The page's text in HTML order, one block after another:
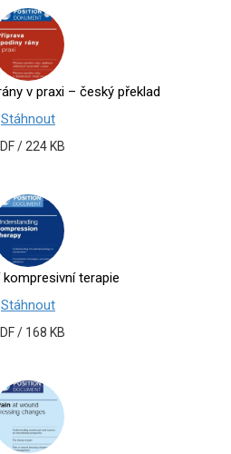
v praxi – český překlad
Stáhnout
/ 224 KB
terapie
Stáhnout
/ 168 KB